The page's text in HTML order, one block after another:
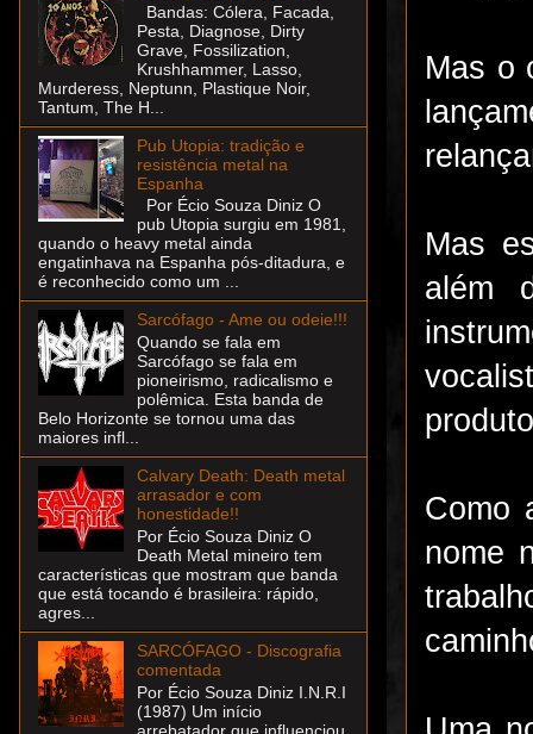
Mas o
Mas
além
Como
nome
Bandas: Cólera, Facada,
Pesta, Diagnose, Dirty
Grave, Fossilization,
Krushhammer, Lasso,
Murderess, Neptunn, Plastique Noir,
Tantum, The H...
Pub Utopia: tradição e
resistência metal na
Espanha
Por Écio Souza Diniz O
pub Utopia surgiu em 1981,
quando o heavy metal ainda
engatinhava na Espanha pós-ditadura, e
é reconhecido como um ...
Sarcófago - Ame ou odeie!!!
Quando se fala em
Sarcófago se fala em
pioneirismo, radicalismo e
polêmica. Esta banda de
Belo Horizonte se tornou uma das
maiores infl...
Calvary Death: Death metal
arrasador e com
honestidade!!
Por Écio Souza Diniz O
Death Metal mineiro tem
características que mostram que banda
que está tocando é brasileira: rápido,
agres...
SARCÓFAGO - Discografia
comentada
Por Écio Souza Diniz I.N.R.I
(1987) Um início